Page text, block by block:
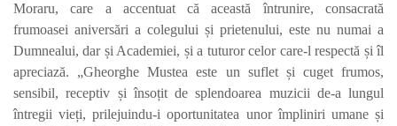
Moraru, care a accentuat că această întrunire, consacrată
frumoasei aniversări a colegului și prietenului, este nu numai a
Dumnealui, dar și Academiei, și a tuturor celor care-l respectă și îl
apreciază. „Gheorghe Mustea este un suflet și cuget frumos,
sensibil, receptiv și însoțit de splendoarea muzicii de-a lungul
întregii vieți, prilejuindu-i oportunitatea unor împliniri umane și